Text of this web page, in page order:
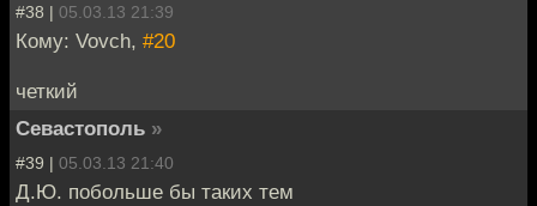
#38 | 05.03.13 21:39
Кому: Vovch, #20
четкий
Севастополь »
#39 | 05.03.13 21:40
Д.Ю. побольше бы таких тем